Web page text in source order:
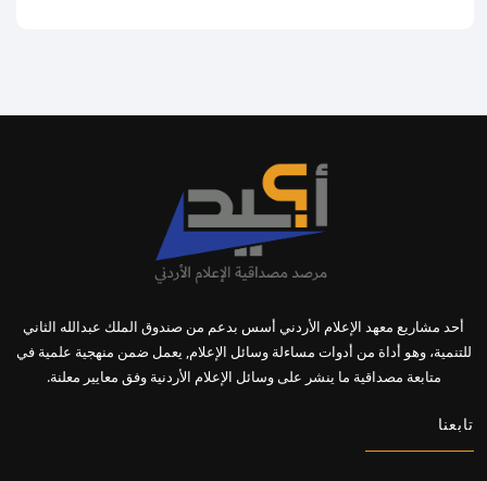
أحد مشاريع معهد الإعلام الأردني أسس بدعم من صندوق الملك عبدالله الثاني
للتنمية، وهو أداة من أدوات مساءلة وسائل الإعلام, يعمل ضمن منهجية علمية في
متابعة مصداقية ما ينشر على وسائل الإعلام الأردنية وفق معايير معلنة.
تابعنا